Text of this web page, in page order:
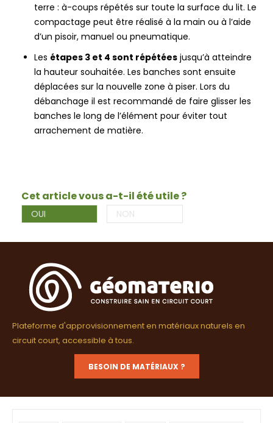
terre : à-coups répétés sur toute la surface du lit. Le
compactage peut être réalisé à la main ou à l’aide
d’un pisoir, manuel ou pneumatique.
Les étapes 3 et 4 sont répétées jusqu’à atteindre
la hauteur souhaitée. Les banches sont ensuite
déplacées sur la nouvelle zone à piser. Lors du
débanchage il est recommandé de faire glisser les
banches le long de l’élément pour éviter tout
arrachement de matière.
Cet article vous a-t-il été utile ?
OUI NON
Plateforme d'approvisionnement en matériaux naturels en
circuit court, accessible à tous.
BESOIN DE MATÉRIAUX ?